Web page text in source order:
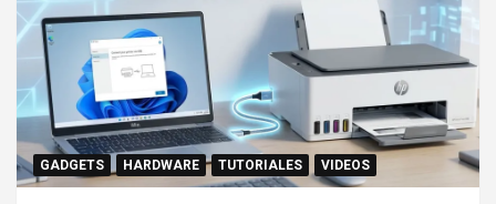
GADGETS HARDWARE TUTORIALES VIDEOS